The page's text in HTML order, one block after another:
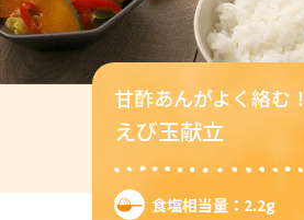
甘酢あんがよく絡む！
えび玉献立
食塩相当量：2.2g